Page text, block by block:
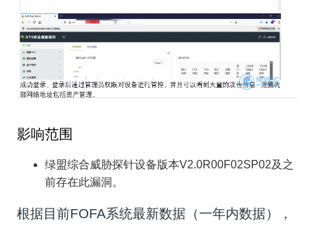
影响范围
绿盟综合威胁探针设备版本V2.0R00F02SP02及之
前存在此漏洞。
根据目前FOFA系统最新数据（一年内数据），